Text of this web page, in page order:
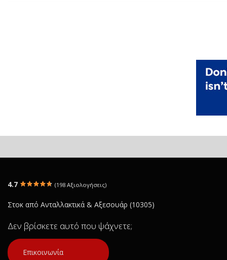
4.7 (198 Αξιολογήσεις)
Στοκ από Ανταλλακτικά & Αξεσουάρ (10305)
Δεν βρίσκετε αυτό που ψάχνετε;
Επικοινωνία